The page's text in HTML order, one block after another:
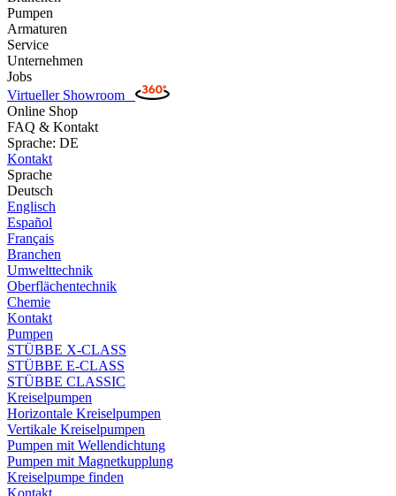
Pumpen
Armaturen
Service
Unternehmen
Jobs
Virtueller Showroom
Online Shop
FAQ & Kontakt
Sprache: DE
Kontakt
Sprache
Deutsch
Englisch
Español
Français
Branchen
Umwelttechnik
Oberflächentechnik
Chemie
Kontakt
Pumpen
STÜBBE X-CLASS
STÜBBE E-CLASS
STÜBBE CLASSIC
Kreiselpumpen
Horizontale Kreiselpumpen
Vertikale Kreiselpumpen
Pumpen mit Wellendichtung
Pumpen mit Magnetkupplung
Kreiselpumpe finden